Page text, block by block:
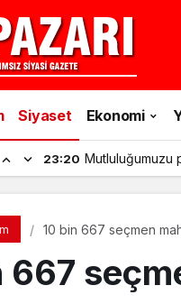
Siyaset Ekonomi
23:20 Mutluluğumuzu
10 bin 667 seçmen
667